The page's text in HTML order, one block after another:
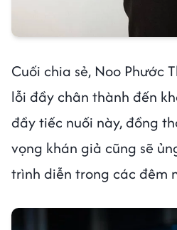
Cuối chia sẻ, Noo Phước
lỗi đầy chân thành đến
đầy tiếc nuối này, đồng
vọng khán giả cũng sẽ
trình diễn trong các đêm